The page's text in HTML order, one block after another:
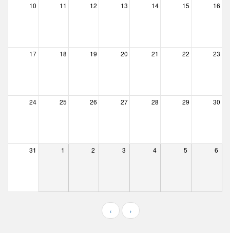
Délegyháza
Dunabogdány
10 11 12 13 14 15 16
17 18 19 20 21 22 23
24 25 26 27 28 29 30
31 1 2 3 4 5 6
‹ ›